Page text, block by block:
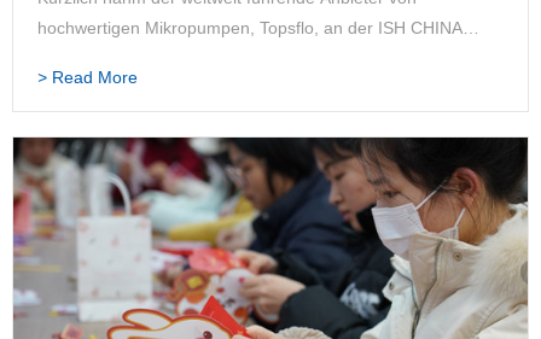
hochwertigen Mikropumpen, Topsflo, an der ISH CHINA
CHINA der HVAC-Branche erneut die neuesten Produkte
und Tec…
> Read More